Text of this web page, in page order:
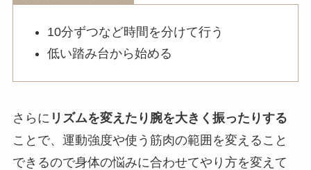
10分ずつなど時間を分けて行う
低い踏み台から始める
さらに リズムを変えたり腕を大きく振ったりする
ことで、運動強度や使う筋肉の範囲を変えること
できるので身体の悩みに合わせてやり方を変えて